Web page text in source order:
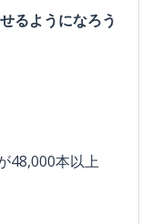
るようになろう
48,000本以上